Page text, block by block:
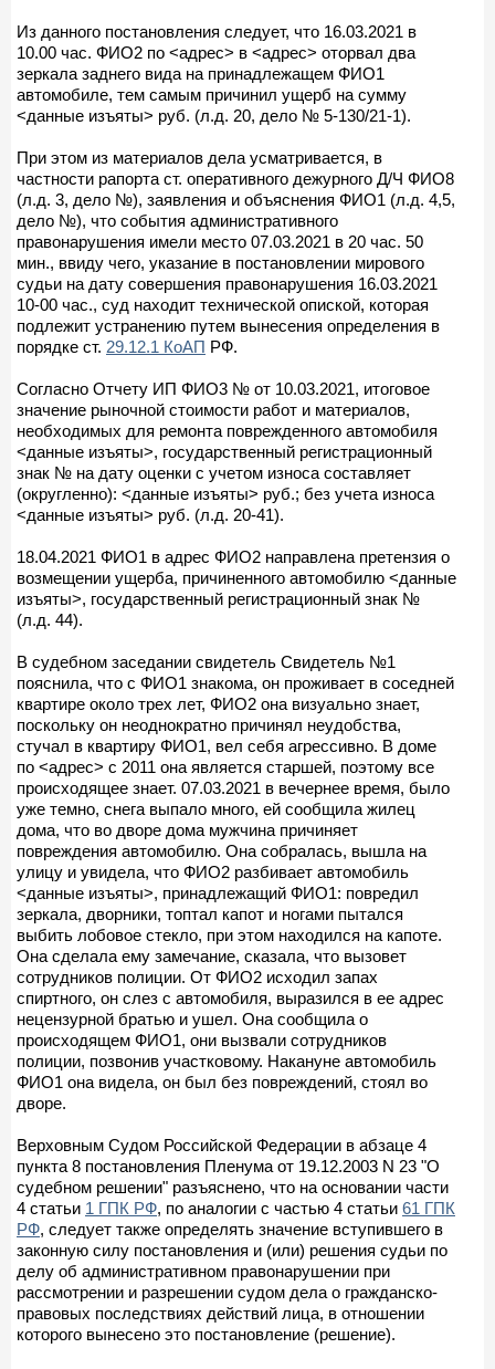
Из данного постановления следует, что 16.03.2021 в
10.00 час. ФИО2 по <адрес> в <адрес> оторвал два
зеркала заднего вида на принадлежащем ФИО1
автомобиле, тем самым причинил ущерб на сумму
<данные изъяты> руб. (л.д. 20, дело № 5-130/21-1).
При этом из материалов дела усматривается, в
частности рапорта ст. оперативного дежурного Д/Ч ФИО8
(л.д. 3, дело №), заявления и объяснения ФИО1 (л.д. 4,5,
дело №), что события административного
правонарушения имели место 07.03.2021 в 20 час. 50
мин., ввиду чего, указание в постановлении мирового
судьи на дату совершения правонарушения 16.03.2021
10-00 час., суд находит технической опиской, которая
подлежит устранению путем вынесения определения в
порядке ст. 29.12.1 КоАП РФ.
Согласно Отчету ИП ФИО3 № от 10.03.2021, итоговое
значение рыночной стоимости работ и материалов,
необходимых для ремонта поврежденного автомобиля
<данные изъяты>, государственный регистрационный
знак № на дату оценки с учетом износа составляет
(округленно): <данные изъяты> руб.; без учета износа
<данные изъяты> руб. (л.д. 20-41).
18.04.2021 ФИО1 в адрес ФИО2 направлена претензия о
возмещении ущерба, причиненного автомобилю <данные
изъяты>, государственный регистрационный знак №
(л.д. 44).
В судебном заседании свидетель Свидетель №1
пояснила, что с ФИО1 знакома, он проживает в соседней
квартире около трех лет, ФИО2 она визуально знает,
поскольку он неоднократно причинял неудобства,
стучал в квартиру ФИО1, вел себя агрессивно. В доме
по <адрес> с 2011 она является старшей, поэтому все
происходящее знает. 07.03.2021 в вечернее время, было
уже темно, снега выпало много, ей сообщила жилец
дома, что во дворе дома мужчина причиняет
повреждения автомобилю. Она собралась, вышла на
улицу и увидела, что ФИО2 разбивает автомобиль
<данные изъяты>, принадлежащий ФИО1: повредил
зеркала, дворники, топтал капот и ногами пытался
выбить лобовое стекло, при этом находился на капоте.
Она сделала ему замечание, сказала, что вызовет
сотрудников полиции. От ФИО2 исходил запах
спиртного, он слез с автомобиля, выразился в ее адрес
нецензурной братью и ушел. Она сообщила о
происходящем ФИО1, они вызвали сотрудников
полиции, позвонив участковому. Накануне автомобиль
ФИО1 она видела, он был без повреждений, стоял во
дворе.
Верховным Судом Российской Федерации в абзаце 4
пункта 8 постановления Пленума от 19.12.2003 N 23 "О
судебном решении" разъяснено, что на основании части
4 статьи 1 ГПК РФ, по аналогии с частью 4 статьи 61 ГПК
РФ, следует также определять значение вступившего в
законную силу постановления и (или) решения судьи по
делу об административном правонарушении при
рассмотрении и разрешении судом дела о гражданско-
правовых последствиях действий лица, в отношении
которого вынесено это постановление (решение).